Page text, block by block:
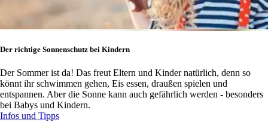
Der richtige Sonnenschutz bei Kindern
Der Sommer ist da! Das freut Eltern und Kinder natürlich, denn so
könnt ihr schwimmen gehen, Eis essen, draußen spielen und
entspannen. Aber die Sonne kann auch gefährlich werden - besonders
bei Babys und Kindern.
Infos und Tipps